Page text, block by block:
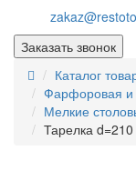
Заказать звонок
Каталог
Фарфоровая и
Мелкие
Тарелка